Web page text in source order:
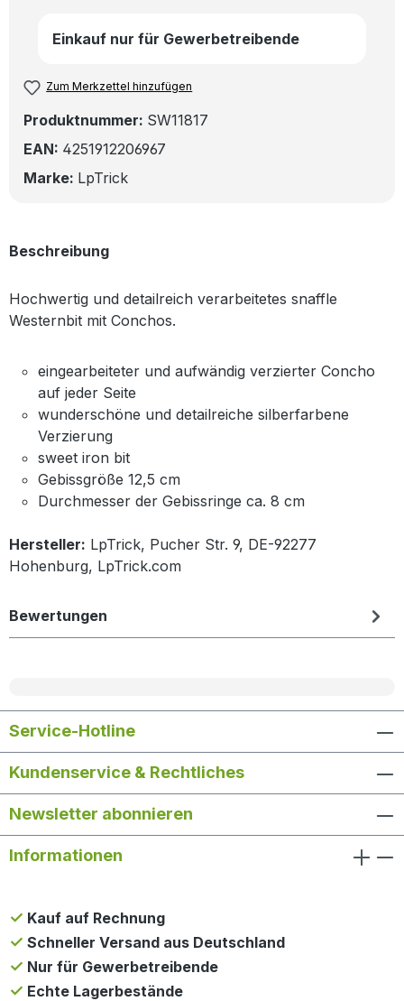
Einkauf nur für Gewerbetreibende
Zum Merkzettel hinzufügen
Produktnummer: SW11817
EAN: 4251912206967
Marke: LpTrick
Beschreibung
Hochwertig und detailreich verarbeitetes snaffle
Westernbit mit Conchos.
eingearbeiteter und aufwändig verzierter Concho
auf jeder Seite
wunderschöne und detailreiche silberfarbene
Verzierung
sweet iron bit
Gebissgröße 12,5 cm
Durchmesser der Gebissringe ca. 8 cm
Hersteller: LpTrick, Pucher Str. 9, DE-92277
Hohenburg, LpTrick.com
Bewertungen
Service-Hotline
Kundenservice & Rechtliches
Newsletter abonnieren
Informationen
Kauf auf Rechnung
Schneller Versand aus Deutschland
Nur für Gewerbetreibende
Echte Lagerbestände